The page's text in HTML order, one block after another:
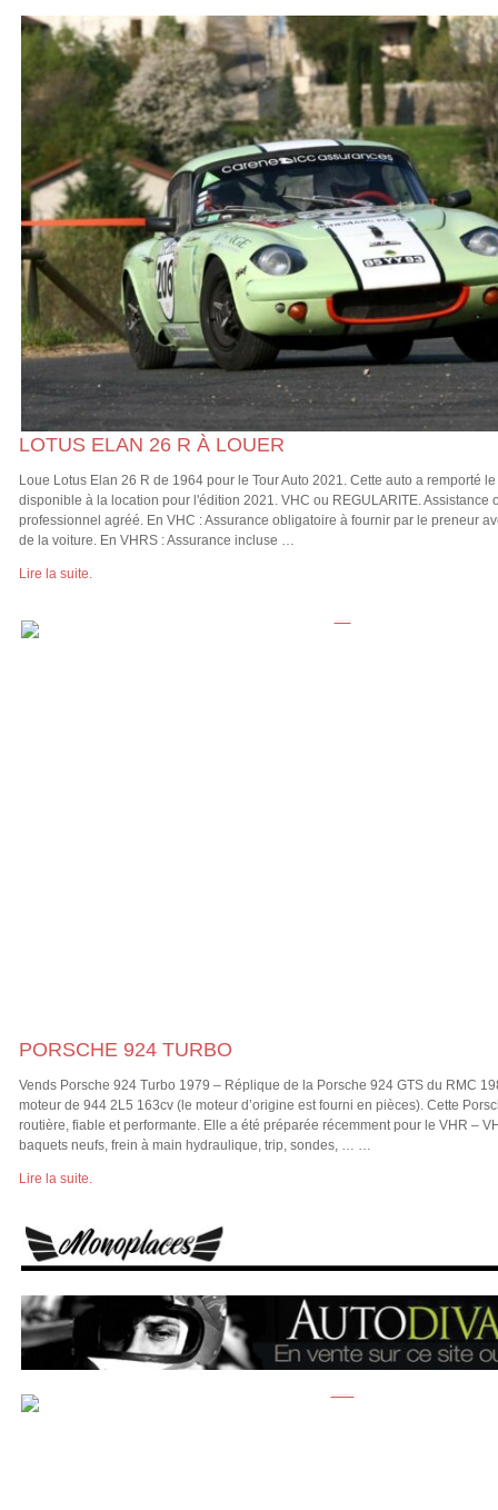
LOTUS ELAN 26 R À LOUER
Loue Lotus Elan 26 R de 1964 pour le Tour Auto 2021. Cette auto a remporté
disponible à la location pour l'édition 2021. VHC ou REGULARITE. Assistance
professionnel agréé. En VHC : Assurance obligatoire à fournir par le preneur
de la voiture. En VHRS : Assurance incluse …
Lire la suite.
PORSCHE 924 TURBO
Vends Porsche 924 Turbo 1979 – Réplique de la Porsche 924 GTS du RMC
moteur de 944 2L5 163cv (le moteur d’origine est fourni en pièces). Cette
routière, fiable et performante. Elle a été préparée récemment pour le VHR –
baquets neufs, frein à main hydraulique, trip, sondes, … …
Lire la suite.